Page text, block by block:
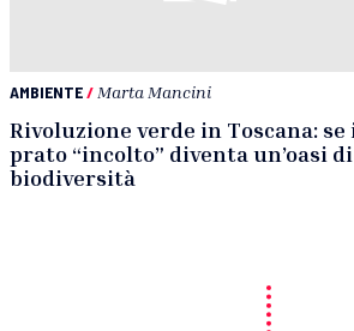
AMBIENTE/ Marta Mancini
Rivoluzione verde in Toscana: se
prato “incolto” diventa un’oasi di
biodiversità